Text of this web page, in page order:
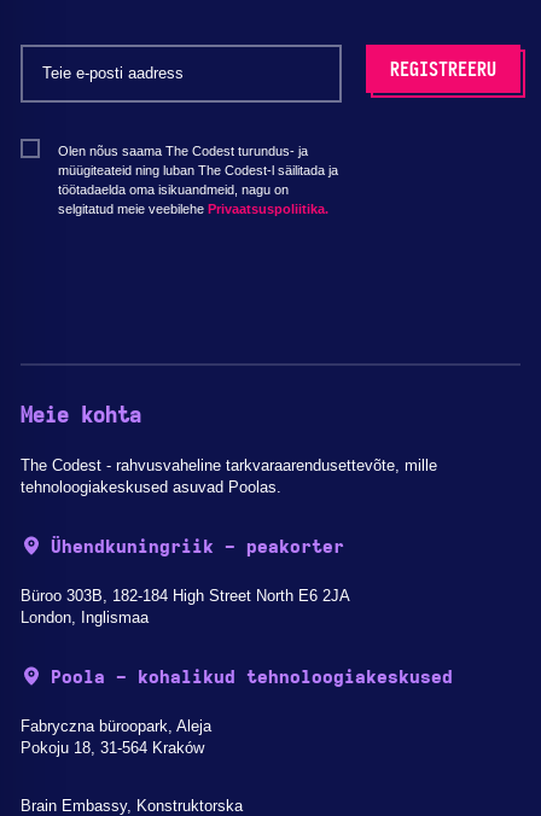
Olen nõus saama The Codest turundus- ja
müügiteateid ning luban The Codest-l säilitada ja
töötadaelda oma isikuandmeid, nagu on
selgitatud meie veebilehe Privaatsuspoliitika.
Meie kohta
The Codest - rahvusvaheline tarkvaraarendusettevõte, mille
tehnoloogiakeskused asuvad Poolas.
Ühendkuningriik - peakorter
Büroo 303B, 182-184 High Street North E6 2JA
London, Inglismaa
Poola - kohalikud tehnoloogiakeskused
Fabryczna büroopark, Aleja
Pokoju 18, 31-564 Kraków
Brain Embassy, Konstruktorska